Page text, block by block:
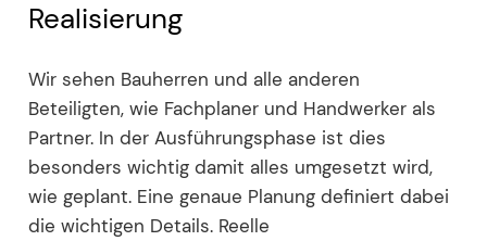
Realisierung
Wir sehen Bauherren und alle anderen
Beteiligten, wie Fachplaner und Handwerker als
Partner. In der Ausführungsphase ist dies
besonders wichtig damit alles umgesetzt wird,
wie geplant. Eine genaue Planung definiert dabei
die wichtigen Details. Reelle